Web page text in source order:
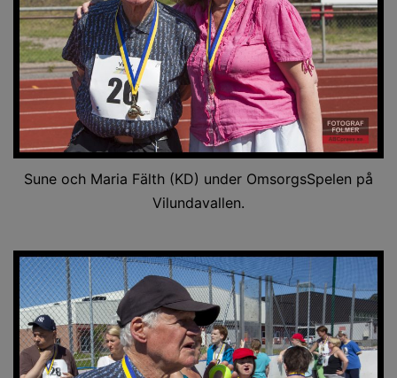
Sune och Maria Fälth (KD) under OmsorgsSpelen på
Vilundavallen.